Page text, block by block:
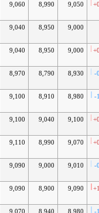
9,060 8,990 9,050
9,040 8,950 9,000
9,040 8,950 9,000
8,970 8,790 8,930 -
9,100 8,910 8,980 -
9,100 9,040 9,100
9,110 8,990 9,070
9,090 9,000 9,010 -
9,090 8,900 9,090
9,070 8,940 8,980 -